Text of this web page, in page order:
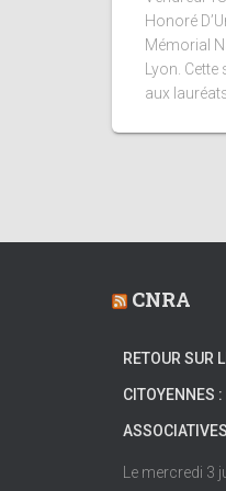
Honoré
Mémorial
Lyon.
aux
CNRA
RETOUR SUR
CITOYENNES
Le mercredi 3